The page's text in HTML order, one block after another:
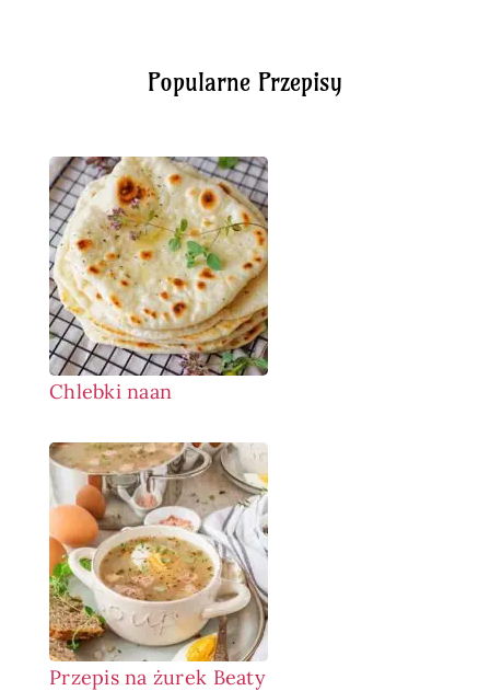
Popularne Przepisy
Chlebki naan
Przepis na żurek Beaty